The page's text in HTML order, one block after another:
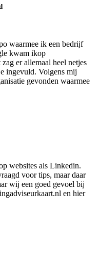
waarmee ik een bedrijf
kwam ikop
er allemaal heel netjes
ingevuld. Volgens mij
gevonden waarmee
websites als Linkedin.
voor tips, maar daar
wij een goed gevoel bij
en hier